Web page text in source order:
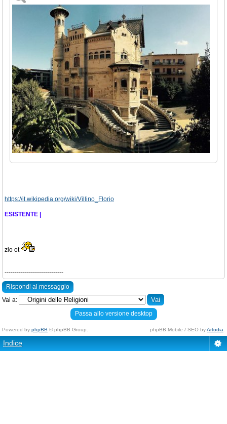
https://it.wikipedia.org/wiki/Villino_Florio
ESISTENTE |
zio ot
-----------------------------
Rispondi al messaggio
Vai a:
Passa allo versione desktop
Powered by phpBB © phpBB Group. phpBB Mobile / SEO byArtodia
Indice